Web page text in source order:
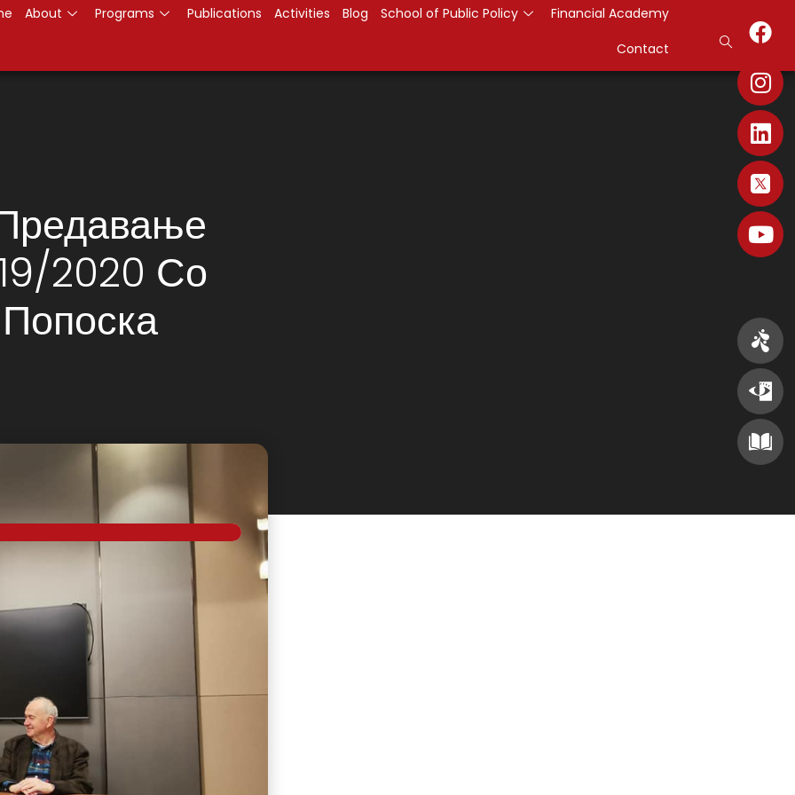
About Programs Publications Activities Blog School of Public Policy
Financial Academy
Contact
2020 Со